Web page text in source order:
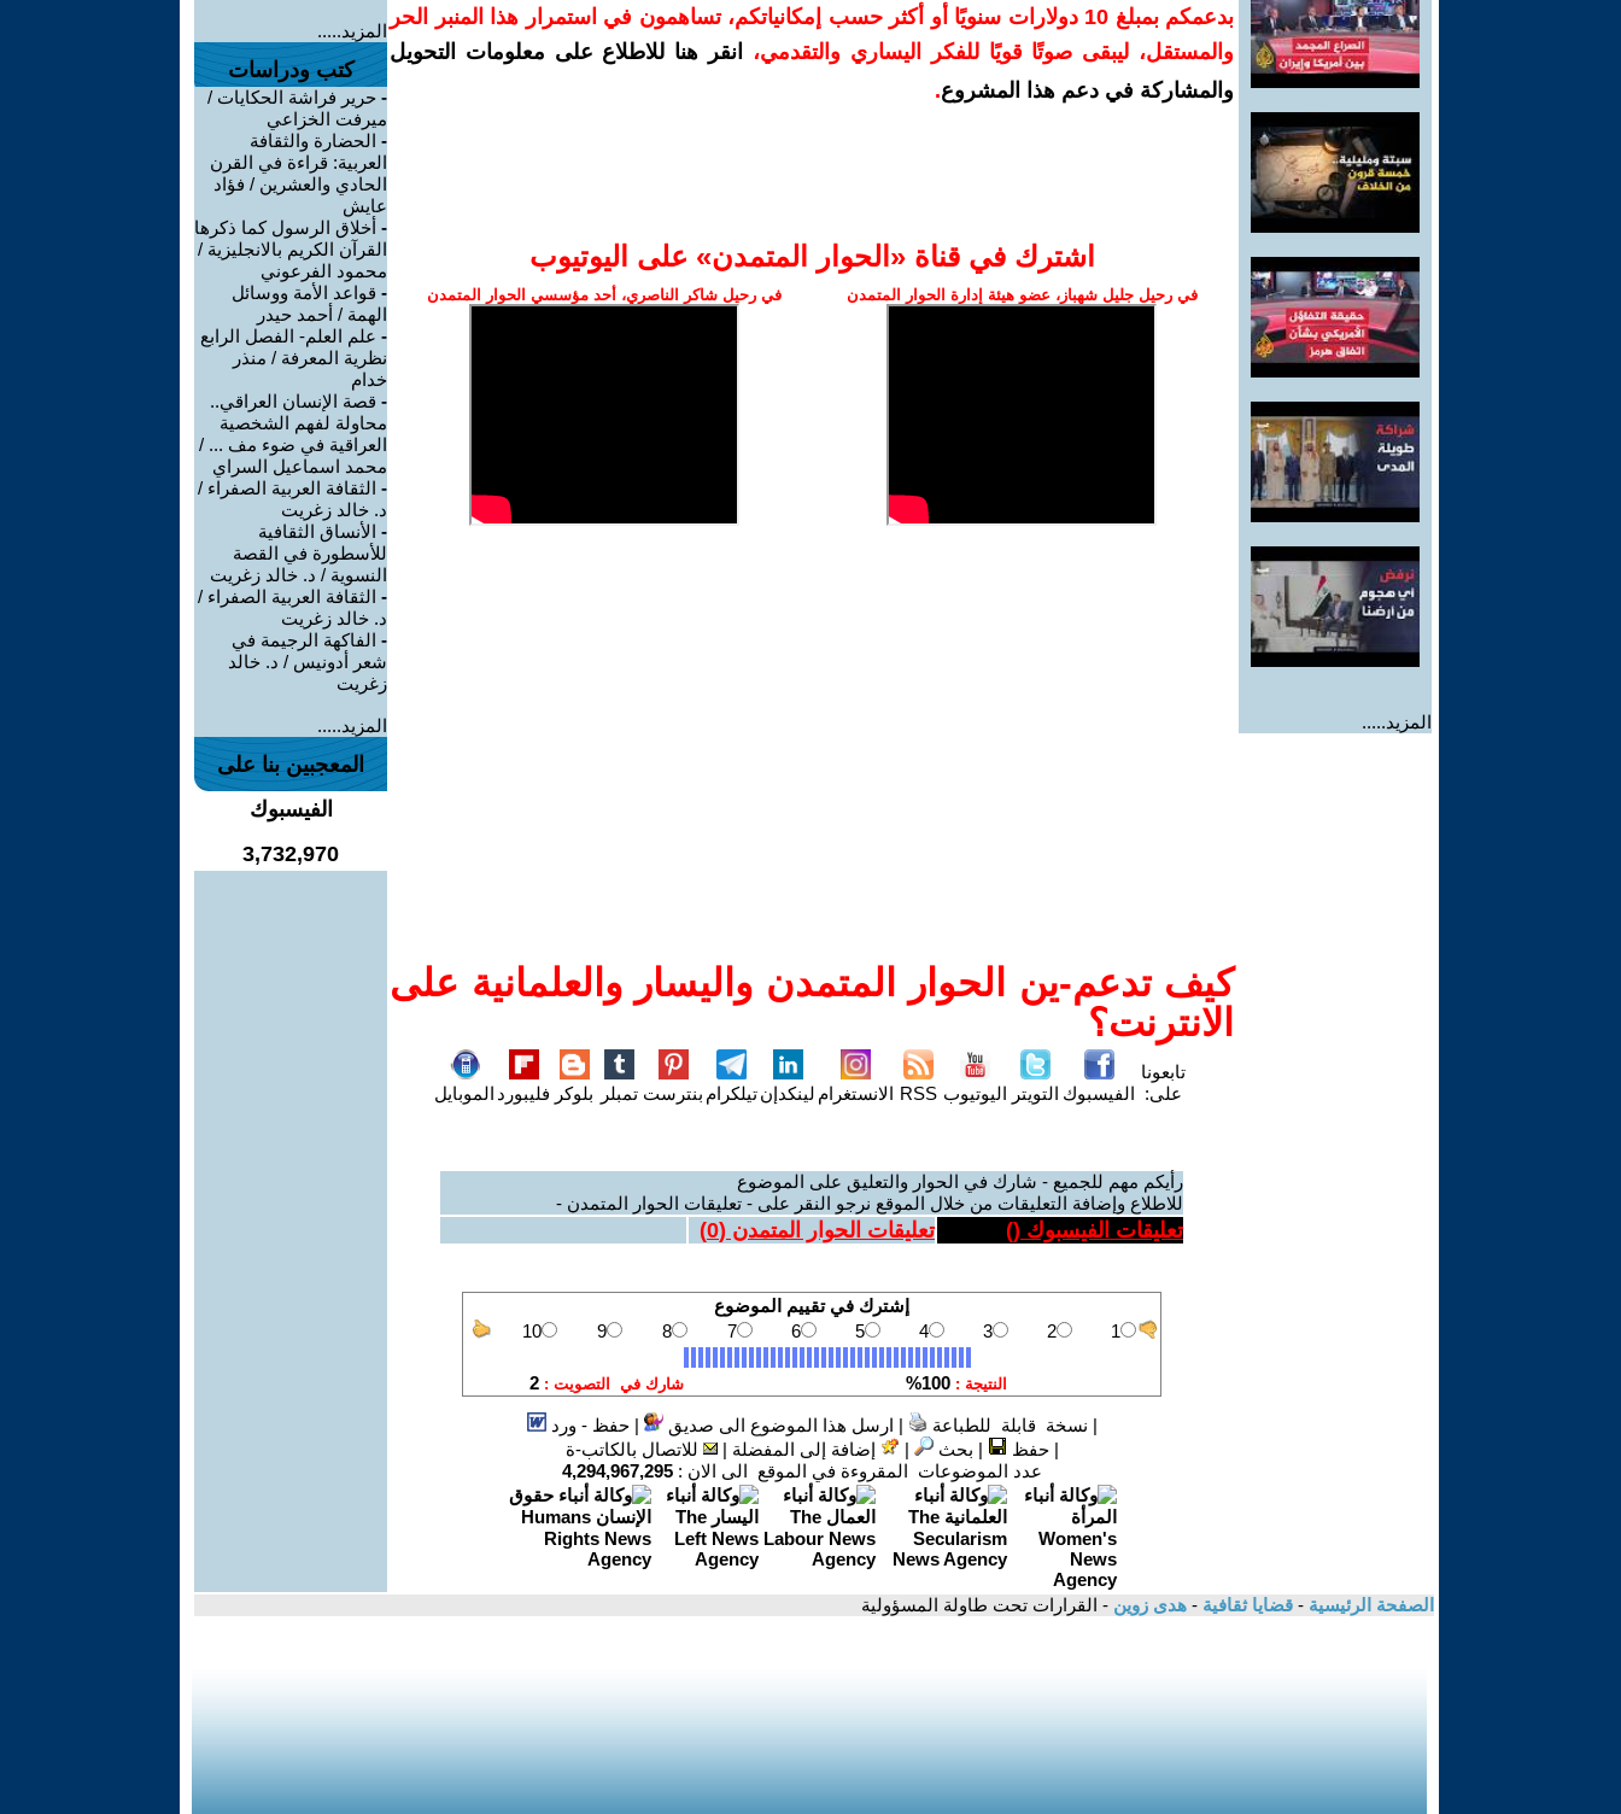
المزيد.....
بدعمكم بمبلغ 10 دولارات سنويًا أو أكثر حسب إمكانياتكم، تساهمون في استمرار هذا المنبر الحر
والمستقل، ليبقى صوتًا قويًا للفكر اليساري والتقدمي،
انقر هنا للاطلاع على معلومات التحويل
والمشاركة في دعم هذا المشروع.
اشترك في قناة ‫«الحوار المتمدن» على اليوتيوب
في رحيل جليل شهباز، عضو هيئة إدارة الحوار المتمدن في رحيل شاكر الناصري، أحد مؤسسي الحوار المتمدن
كيف تدعم-ين الحوار المتمدن واليسار والعلمانية على
الانترنت؟
تابعونا
على: الفيسبوك التويتر اليوتيوب RSS الانستغرام لينكدإنتيلكرام بنترست تمبلر بلوكر فليبورد الموبايل
رأيكم مهم للجميع - شارك في الحوار والتعليق على الموضوع
للاطلاع وإضافة التعليقات من خلال الموقع نرجو النقر على - تعليقات الحوار المتمدن -
تعليقات الفيسبوك () تعليقات الحوار المتمدن (0
)
| نسخة قابلة للطباعة | ارسل هذا الموضوع الى صديق |حفظ - ورد
|حفظ | بحث | إضافة إلى المفضلة |
للاتصال بالكاتب-ة
عدد الموضوعات المقروءة في الموقع الى الان : 4,294,967,295
المزيد.....
كتب ودراسات
- حرير فراشة الحكايات /
ميرفت الخزاعي
- الحضارة والثقافة
العربية: قراءة في القرن
الحادي والعشرين / فؤاد
عايش
- أخلاق الرسول كما ذكرها
القرآن الكريم بالانجليزية /
محمود الفرعوني
- قواعد الأمة ووسائل
الهمة / أحمد حيدر
- علم العلم- الفصل الرابع
نظرية المعرفة / منذر
خدام
- قصة الإنسان العراقي..
محاولة لفهم الشخصية
العراقية في ضوء مف ... /
محمد اسماعيل السراي
- الثقافة العربية الصفراء /
د. خالد زغريت
- الأنساق الثقافية
للأسطورة في القصة
النسوية / د. خالد زغريت
- الثقافة العربية الصفراء /
د. خالد زغريت
- الفاكهة الرجيمة في
شعر أدونيس / د. خالد
زغريت
المزيد.....
المعجبين بنا على
الفيسبوك
3,732,970
الصفحة الرئيسية - قضايا ثقافية - هدى زوين - القرارات تحت طاولة المسؤولية